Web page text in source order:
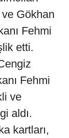
Gökhan
Fehmi
etti.
Fehmi
ve
aldı.
kartları,